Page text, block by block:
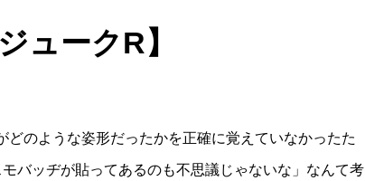
ュークR】
のような姿形だったかを正確に覚えていなかったた
バッヂが貼ってあるのも不思議じゃないな」なんて考